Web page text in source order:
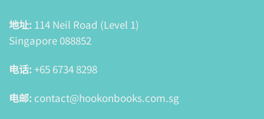
地址: 114 Neil Road (Level 1)
Singapore 088852
电话: +65 6734 8298
电邮: contact@hookonbooks.com.sg